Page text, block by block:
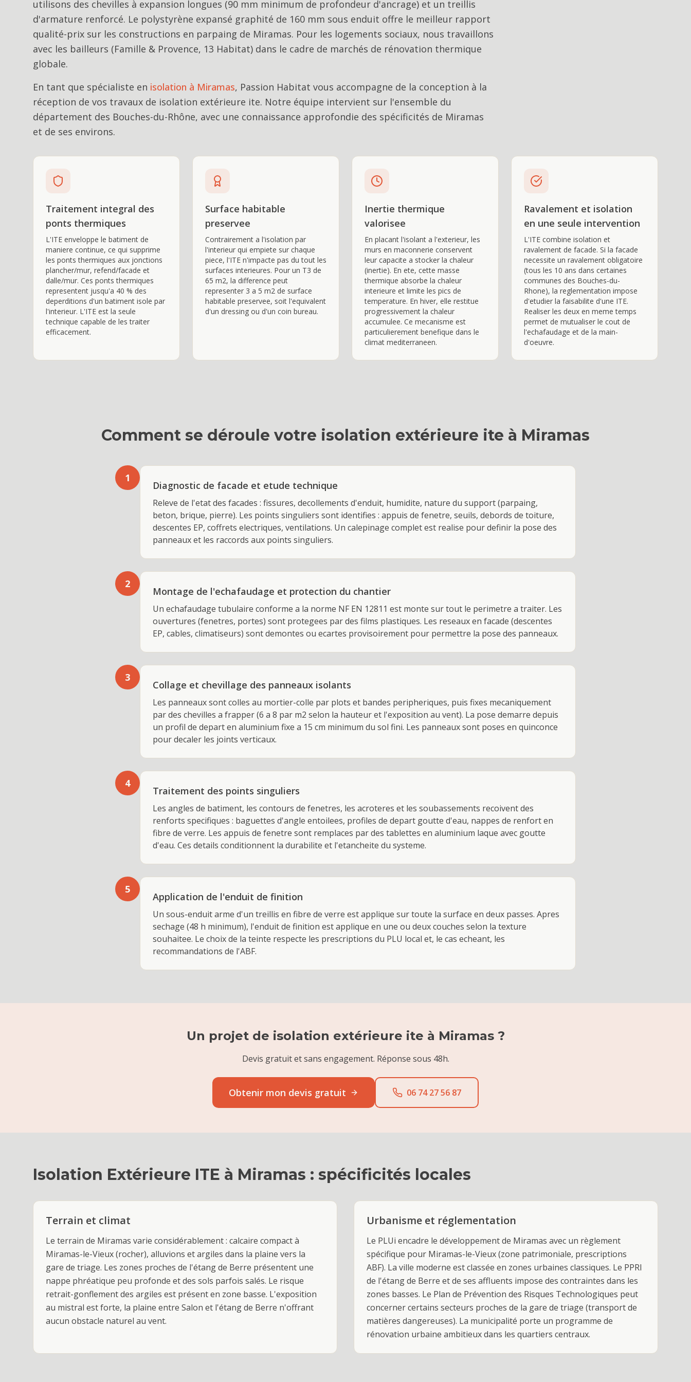
utilisons des chevilles à expansion longues (90 mm minimum de profondeur d'ancrage) et un treillis
d'armature renforcé. Le polystyrène expansé graphité de 160 mm sous enduit offre le meilleur rapport
qualité-prix sur les constructions en parpaing de Miramas. Pour les logements sociaux, nous travaillons
avec les bailleurs (Famille & Provence, 13 Habitat) dans le cadre de marchés de rénovation thermique
globale.
En tant que spécialiste en isolation à Miramas, Passion Habitat vous accompagne de la conception à la
réception de vos travaux de isolation extérieure ite. Notre équipe intervient sur l'ensemble du
département des Bouches-du-Rhône, avec une connaissance approfondie des spécificités de Miramas
et de ses environs.
Traitement integral des
ponts thermiques
L'ITE enveloppe le batiment de
maniere continue, ce qui supprime
les ponts thermiques aux jonctions
plancher/mur, refend/facade et
dalle/mur. Ces ponts thermiques
representent jusqu'a 40 % des
deperditions d'un batiment isole par
l'interieur. L'ITE est la seule
technique capable de les traiter
efficacement.
Surface habitable
preservee
Contrairement a l'isolation par
l'interieur qui empiete sur chaque
piece, l'ITE n'impacte pas du tout les
surfaces interieures. Pour un T3 de
65 m2, la difference peut
representer 3 a 5 m2 de surface
habitable preservee, soit l'equivalent
d'un dressing ou d'un coin bureau.
Inertie thermique
valorisee
En placant l'isolant a l'exterieur, les
murs en maconnerie conservent
leur capacite a stocker la chaleur
(inertie). En ete, cette masse
thermique absorbe la chaleur
interieure et limite les pics de
temperature. En hiver, elle restitue
progressivement la chaleur
accumulee. Ce mecanisme est
particulierement benefique dans le
climat mediterraneen.
Ravalement et isolation
en une seule intervention
L'ITE combine isolation et
ravalement de facade. Si la facade
necessite un ravalement obligatoire
(tous les 10 ans dans certaines
communes des Bouches-du-
Rhone), la reglementation impose
d'etudier la faisabilite d'une ITE.
Realiser les deux en meme temps
permet de mutualiser le cout de
l'echafaudage et de la main-
d'oeuvre.
Comment se déroule votre isolation extérieure ite à Miramas
1
Diagnostic de facade et etude technique
Releve de l'etat des facades : fissures, decollements d'enduit, humidite, nature du support (parpaing,
beton, brique, pierre). Les points singuliers sont identifies : appuis de fenetre, seuils, debords de toiture,
descentes EP, coffrets electriques, ventilations. Un calepinage complet est realise pour definir la pose des
panneaux et les raccords aux points singuliers.
2
Montage de l'echafaudage et protection du chantier
Un echafaudage tubulaire conforme a la norme NF EN 12811 est monte sur tout le perimetre a traiter. Les
ouvertures (fenetres, portes) sont protegees par des films plastiques. Les reseaux en facade (descentes
EP, cables, climatiseurs) sont demontes ou ecartes provisoirement pour permettre la pose des panneaux.
3
Collage et chevillage des panneaux isolants
Les panneaux sont colles au mortier-colle par plots et bandes peripheriques, puis fixes mecaniquement
par des chevilles a frapper (6 a 8 par m2 selon la hauteur et l'exposition au vent). La pose demarre depuis
un profil de depart en aluminium fixe a 15 cm minimum du sol fini. Les panneaux sont poses en quinconce
pour decaler les joints verticaux.
4
Traitement des points singuliers
Les angles de batiment, les contours de fenetres, les acroteres et les soubassements recoivent des
renforts specifiques : baguettes d'angle entoilees, profiles de depart goutte d'eau, nappes de renfort en
fibre de verre. Les appuis de fenetre sont remplaces par des tablettes en aluminium laque avec goutte
d'eau. Ces details conditionnent la durabilite et l'etancheite du systeme.
5
Application de l'enduit de finition
Un sous-enduit arme d'un treillis en fibre de verre est applique sur toute la surface en deux passes. Apres
sechage (48 h minimum), l'enduit de finition est applique en une ou deux couches selon la texture
souhaitee. Le choix de la teinte respecte les prescriptions du PLU local et, le cas echeant, les
recommandations de l'ABF.
Un projet de isolation extérieure ite à Miramas?
Devis gratuit et sans engagement. Réponse sous 48h.
Obtenir mon devis gratuit 06 74 27 56 87
Isolation Extérieure ITE à Miramas : spécificités locales
Terrain et climat
Le terrain de Miramas varie considérablement : calcaire compact à
Miramas-le-Vieux (rocher), alluvions et argiles dans la plaine vers la
gare de triage. Les zones proches de l'étang de Berre présentent une
nappe phréatique peu profonde et des sols parfois salés. Le risque
retrait-gonflement des argiles est présent en zone basse. L'exposition
au mistral est forte, la plaine entre Salon et l'étang de Berre n'offrant
aucun obstacle naturel au vent.
Urbanisme et réglementation
Le PLUi encadre le développement de Miramas avec un règlement
spécifique pour Miramas-le-Vieux (zone patrimoniale, prescriptions
ABF). La ville moderne est classée en zones urbaines classiques. Le PPRI
de l'étang de Berre et de ses affluents impose des contraintes dans les
zones basses. Le Plan de Prévention des Risques Technologiques peut
concerner certains secteurs proches de la gare de triage (transport de
matières dangereuses). La municipalité porte un programme de
rénovation urbaine ambitieux dans les quartiers centraux.